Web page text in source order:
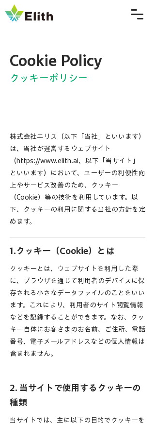
Cookie Policy
クッキーポリシー
株式会社エリス（以下「当社」といいます）
は、当社が運営するウェブサイト
（ https://www.elith.ai、以下「当サイト」
といいます）において、ユーザーの利便性向
上やサービス改善のため、クッキー
（Cookie）等の技術を利用しています。以
下、クッキーの利用に関する当社の方針を定
めます。
1.クッキー（Cookie）とは
クッキーとは、ウェブサイトを利用した際
に、ブラウザを通じて利用者のデバイスに保
存される小さなデータファイルのことをいい
ます。これにより、利用者のサイト閲覧情報
などを記録することができます。なお、クッ
キー自体にお客さまのお名前、ご住所、電話
番号、電子メールアドレスなどの個人情報は
含まれません。
2. 当サイトで使用するクッキーの
種類
当サイトでは、主に以下の目的でクッキーを